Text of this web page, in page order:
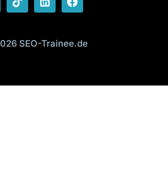
SEO-Trainee.de